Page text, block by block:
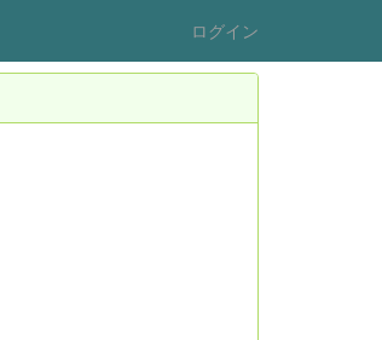
ログイン